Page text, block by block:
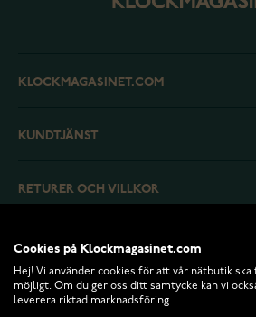
KLOCKMAGASINET.COM
KUNDTJÄNST
RETURER OCH VILLKOR
INFO
Cookies på Klockmagasinet.com
Hej! Vi använder cookies för att vår nätbutik ska
möjligt. Om du ger oss ditt samtycke kan vi
leverera riktad marknadsföring.